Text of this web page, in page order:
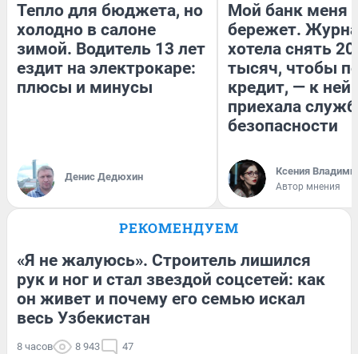
Тепло для бюджета, но
холодно в салоне
зимой. Водитель 13 лет
ездит на электрокаре:
плюсы и минусы
Денис Дедюхин
Мой банк меня
бережет.
хотела снять
тысяч, чтобы
кредит, — к
приехала
безопасности
Ксения
Автор мнения
РЕКОМЕНДУЕМ
«Я не жалуюсь». Строитель лишился
рук и ног и стал звездой соцсетей: как
он живет и почему его семью искал
весь Узбекистан
8 часов 8 943 47